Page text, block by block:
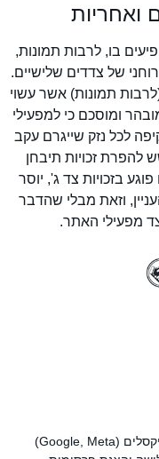
ואחריות
בו, לרבות תמונות,
של צדדים שלישיים.
תמונות) אשר עשוי
ומוסכם כי למפעילי
לכל נזק שייגרם עקב
להפרת זכויות תיבחן
בזכויות צד ג', יוסר
וזאת מבלי שהדבר
מפעילי האתר.
אתר זה עושה שימוש בקובצי Cookies ובפיקסלים (Google, Meta)